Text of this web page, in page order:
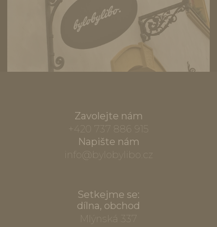
Zavolejte nám
+420 737 886 915
Napište nám
info@bylobylibo.cz
Setkejme se:
dílna, obchod
Mlýnská 337